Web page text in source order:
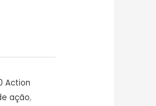
Action
ação,